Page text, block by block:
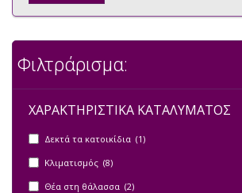
Φιλτράρισμα:
ΧΑΡΑΚΤΗΡΙΣΤΙΚΑ ΚΑΤΑΛΥΜΑΤΟΣ
Δεκτά τα κατοικίδια (1)
Κλιματισμός (8)
Θέα στη θάλασσα (2)